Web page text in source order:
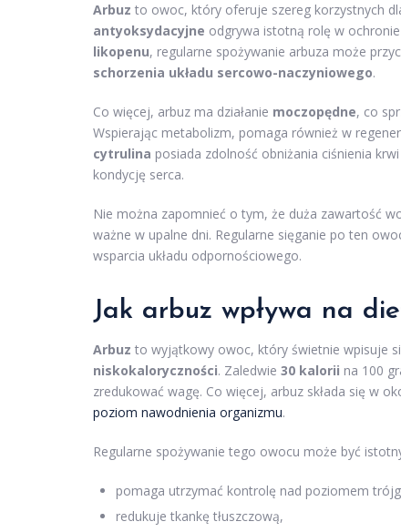
Arbuz to owoc, który oferuje szereg korzystnych
antyoksydacyjne odgrywa istotną rolę w
likopenu, regularne spożywanie arbuza może
schorzenia układu sercowo-naczyniowego.
Co więcej, arbuz ma działanie moczopędne, co
Wspierając metabolizm, pomaga również w
cytrulina posiada zdolność obniżania ciśnienia
kondycję serca.
Nie można zapomnieć o tym, że duża zawartość
ważne w upalne dni. Regularne sięganie po ten
wsparcia układu odpornościowego.
Jak arbuz wpływa na
Arbuz to wyjątkowy owoc, który świetnie wpisuje
niskokaloryczności. Zaledwie 30 kalorii na 100
zredukować wagę. Co więcej, arbuz składa się w
poziom nawodnienia organizmu.
Regularne spożywanie tego owocu może być
pomaga utrzymać kontrolę nad poziomem
redukuje tkankę tłuszczową,